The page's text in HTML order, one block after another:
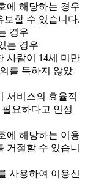
에 해당하는 경우
보할 수 있습니다.
경우
는 경우
사람이 14세 미만
를 득하지 않았
서비스의 효율적
요하다고 인정
에 해당하는 이용
거절할 수 있습니
사용하여 이용신